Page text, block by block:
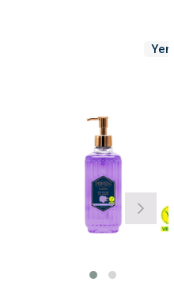
Yeni